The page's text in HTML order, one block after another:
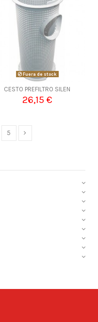
Fuera de stock
CESTO PREFILTRO SILEN
26,15 €
5